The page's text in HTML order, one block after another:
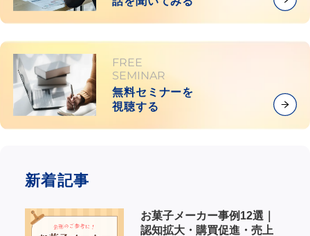
新着記事
お菓子メーカー事例12選｜
認知拡大・購買促進・売上
FREE
SEMINAR
無料セミナーを
視聴する